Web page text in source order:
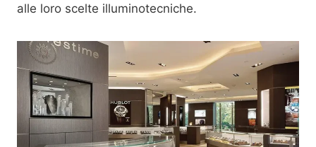
alle loro scelte illuminotecniche.